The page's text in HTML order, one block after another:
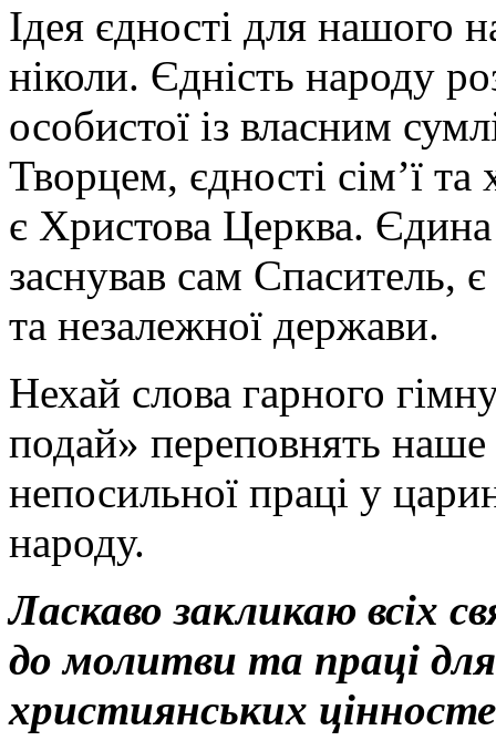
Ідея єдності для нашого
ніколи. Єдність народу
особистої із власним
Творцем, єдності сім’ї
є Христова Церква.
заснував сам Спаситель,
та незалежної держави.
Нехай слова гарного
подай» переповнять наше
непосильної праці у
народу.
Ласкаво закликаю всіх
до молитви та праці
християнських